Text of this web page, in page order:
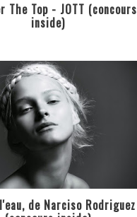
The Top - JOTT (concours
inside)
de Narciso Rodriguez